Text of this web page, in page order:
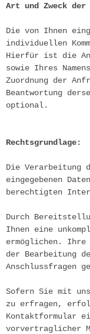
Art und Zweck
Die von Ihnen
individuellen
Hierfür ist die
sowie Ihres
Zuordnung der
Beantwortung
optional.
Rechtsgrundlage:
Die Verarbeitung
eingegebenen
berechtigten
Durch
Ihnen eine
ermöglichen. Ihre
der Bearbeitung
Anschlussfragen
Sofern Sie mit
zu erfragen,
Kontaktformular
vorvertraglicher